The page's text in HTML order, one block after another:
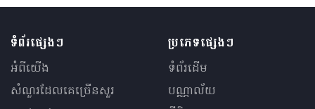
ទំព័រផ្សេងៗ
អំពីយើង
សំណួរ​ដែលគេ​ច្រើន​សួរ
ប្រភេទផ្សេងៗ
ទំព័រដើម
បណ្ណាល័យ